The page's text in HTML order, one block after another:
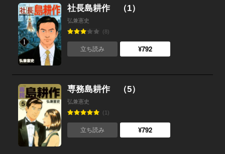
社長島耕作 （1）
弘兼憲史
(8)
立ち読み ¥792
専務島耕作 （5）
弘兼憲史
(1)
立ち読み ¥792